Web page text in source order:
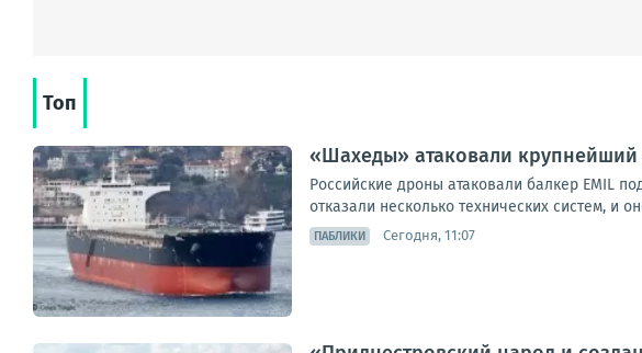
Топ
«Шахеды» атаковали крупнейший
Российские дроны атаковали балкер EMIL
отказали несколько технических систем, и
ПАБЛИКИ Сегодня, 11:07